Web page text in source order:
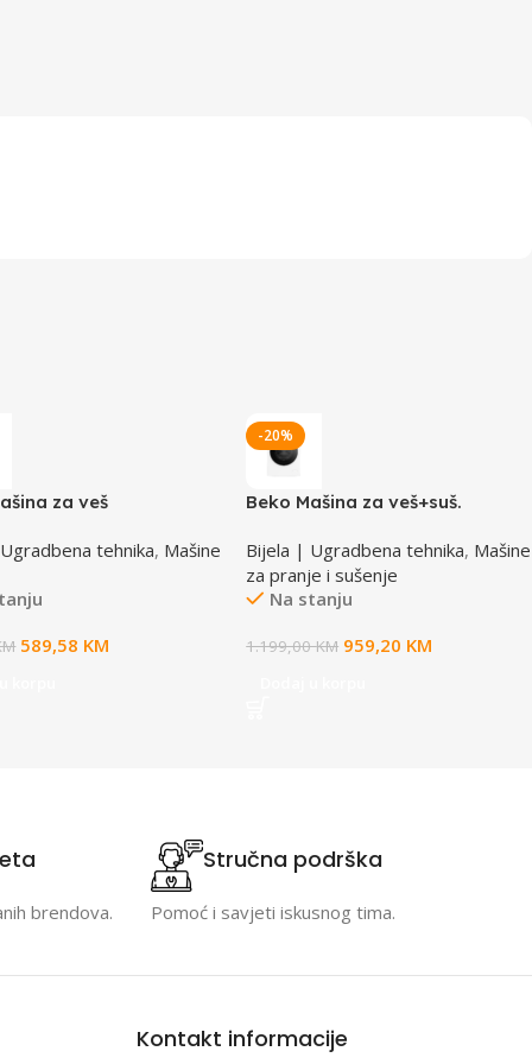
za veš
tehnika, Mašine
589,58 KM
-20%
Beko Mašina za veš+suš.
Bijela | Ugradbena tehnika, Mašine
za pranje i sušenje
Na stanju
1.199,00KM 959,20 KM
brendova.
Stručna podrška
Pomoć i savjeti iskusnog tima.
Kontakt informacije